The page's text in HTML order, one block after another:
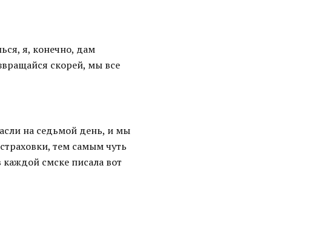
я, конечно, дам
скорей, мы все
на седьмой день, и мы
тем самым чуть
смске писала вот